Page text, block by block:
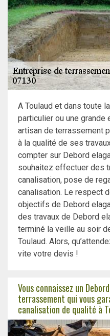
A Toulaud et dans toute
particulier ou une grande
artisan de terrassement
à la qualité de ses
compter sur Debord
souhaitez effectuer des
canalisation, pose de
canalisation. Le respect
objectifs de Debord
des travaux de Debord
terminé la veille au soir
Toulaud. Alors,
vite votre devis !
Vous connaissez un
terrassement qui vous
canalisation de qualité à